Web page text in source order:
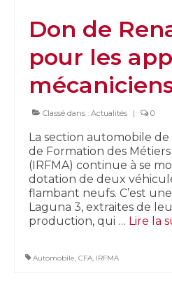
Don de
pour les
Classé dans : Actualités | 0
La section automobile de
de Formation des Métiers
(IRFMA) continue à se
dotation de deux
flambant neufs. C’est
Laguna 3, extraites de
production, qui … Lire la
Automobile, CFA, IRFMA